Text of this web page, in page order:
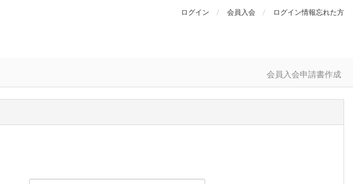
ログイン 会員入会 ログイン情報忘れた方
会員入会申請書作成